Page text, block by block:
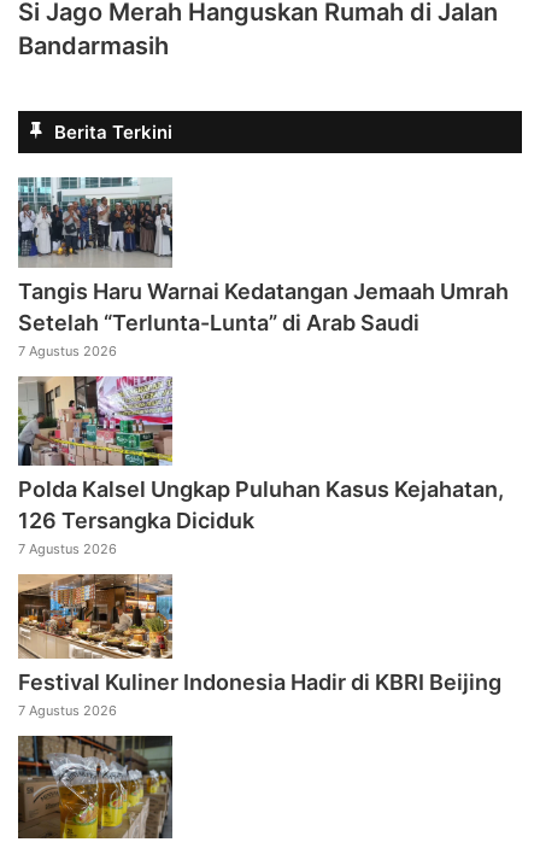
Si Jago Merah Hanguskan Rumah di Jalan
Bandarmasih
Berita Terkini
Tangis Haru Warnai Kedatangan Jemaah Umrah
Setelah “Terlunta-Lunta” di Arab Saudi
7 Agustus 2026
Polda Kalsel Ungkap Puluhan Kasus Kejahatan,
126 Tersangka Diciduk
7 Agustus 2026
Festival Kuliner Indonesia Hadir di KBRI Beijing
7 Agustus 2026